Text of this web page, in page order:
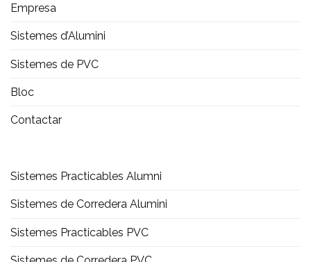
Empresa
Sistemes d’Alumini
Sistemes de PVC
Bloc
Contactar
Sistemes Practicables Alumni
Sistemes de Corredera Alumini
Sistemes Practicables PVC